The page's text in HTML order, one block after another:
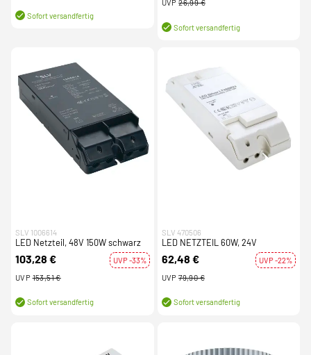
Sofort versandfertig
UVP 26,99 €
Sofort versandfertig
SLV 1006614
LED Netzteil, 48V 150W schwarz
103,28 €
UVP -33%
UVP 153,51 €
Sofort versandfertig
SLV 470506
LED NETZTEIL 60W, 24V
62,48 €
UVP -22%
UVP 79,90 €
Sofort versandfertig